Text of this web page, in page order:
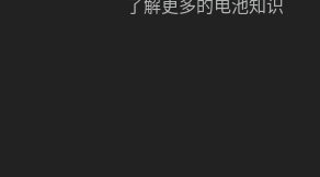
了解更多的电池知识